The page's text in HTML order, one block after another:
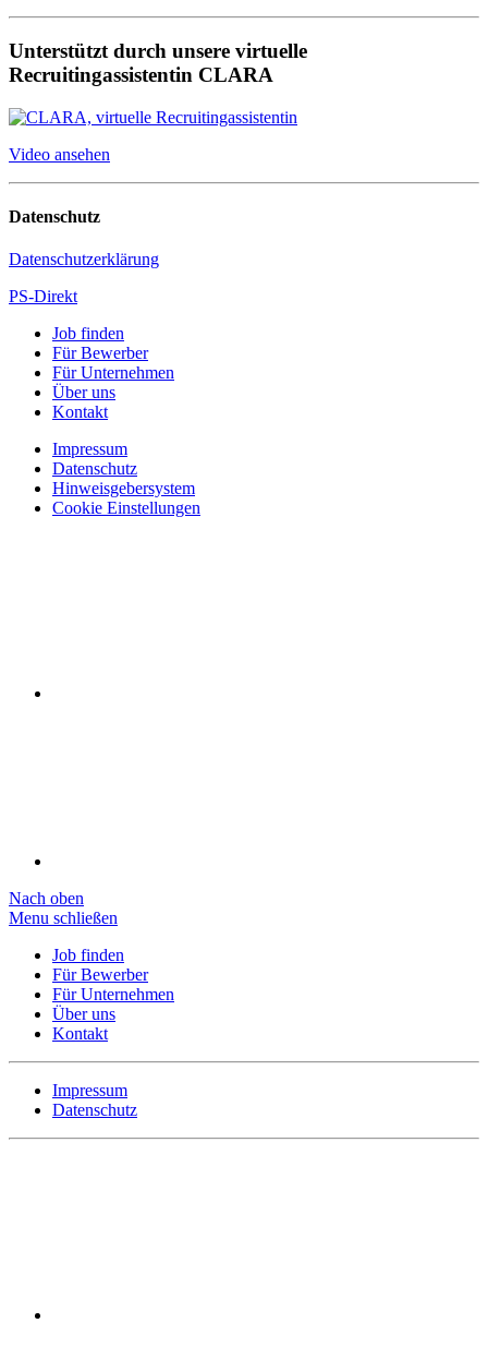
Unterstützt durch unsere virtuelle
Recruitingassistentin CLARA
Video ansehen
Datenschutz
Datenschutzerklärung
PS-Direkt
Job finden
Für Bewerber
Für Unternehmen
Über uns
Kontakt
Impressum
Datenschutz
Hinweisgebersystem
Cookie Einstellungen
Nach oben
Menu schließen
Job finden
Für Bewerber
Für Unternehmen
Über uns
Kontakt
Impressum
Datenschutz